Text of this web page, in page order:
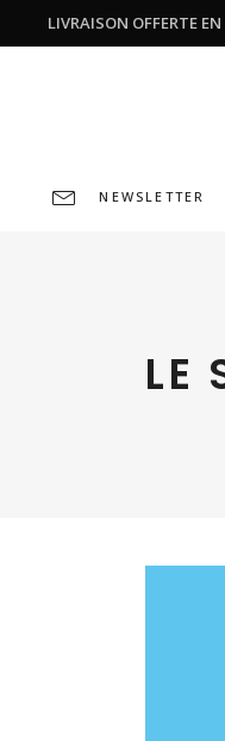
LIVRAISON OFFERTE EN
NEWSLETTER
LE